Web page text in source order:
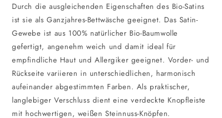
Durch die ausgleichenden Eigenschaften des Bio-Satins
ist sie als Ganzjahres-Bettwäsche geeignet. Das Satin-
Gewebe ist aus 100% natürlicher Bio-Baumwolle
gefertigt, angenehm weich und damit ideal für
empfindliche Haut und Allergiker geeignet. Vorder- und
Rückseite variieren in unterschiedlichen, harmonisch
aufeinander abgestimmten Farben. Als praktischer,
langlebiger Verschluss dient eine verdeckte Knopfleiste
mit hochwertigen, weißen Steinnuss-Knöpfen.